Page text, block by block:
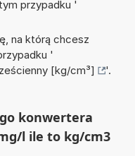
przypadku '
na którą chcesz
'
[kg/cm³]
'.
konwertera
l ile to kg/cm3